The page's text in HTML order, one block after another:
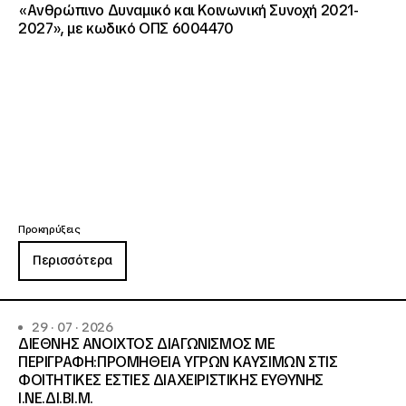
«Ανθρώπινο Δυναμικό και Κοινωνική Συνοχή 2021-
2027», με κωδικό ΟΠΣ 6004470
Προκηρύξεις
Περισσότερα
29 · 07 · 2026
ΔΙΕΘΝΗΣ ΑΝΟΙΧΤΟΣ ΔΙΑΓΩΝΙΣΜΟΣ ΜΕ
ΠΕΡΙΓΡΑΦΗ:ΠΡΟΜΗΘΕΙΑ ΥΓΡΩΝ ΚΑΥΣΙΜΩΝ ΣΤΙΣ
ΦΟΙΤΗΤΙΚΕΣ ΕΣΤΙΕΣ ΔΙΑΧΕΙΡΙΣΤΙΚΗΣ ΕΥΘΥΝΗΣ
Ι.ΝΕ.ΔΙ.ΒΙ.Μ.